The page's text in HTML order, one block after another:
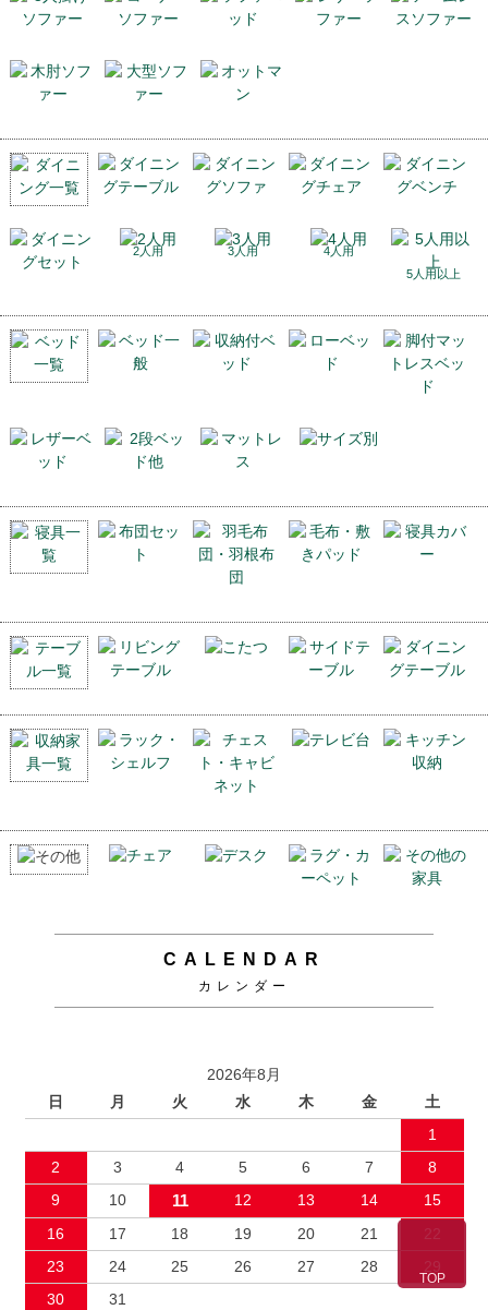
TOP
2人用 3人用
4人用
5人用以上
CALENDAR
カレンダー
2026年8月
日
月 火 水 木 金
土
1
2
3 4 5 6 7
8
9
10 11 12 13 14
15
16
17 18 19 20 21
22
23
24 25 26 27 28
29
30
31